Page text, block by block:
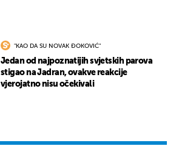
"KAO DA SU NOVAK ĐOKOVIĆ"
Jedan od najpoznatijih svjetskih parova
stigao na Jadran, ovakve reakcije
vjerojatno nisu očekivali